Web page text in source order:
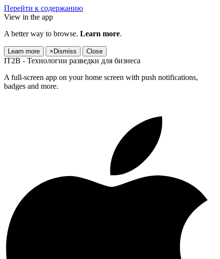
Перейти к содержанию
View in the app
A better way to browse. Learn more.
Learn more × Dismiss Close
IT2B - Технологии разведки для бизнеса
A full-screen app on your home screen with push notifications,
badges and more.